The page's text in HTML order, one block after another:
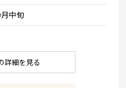
中旬
詳細を見る